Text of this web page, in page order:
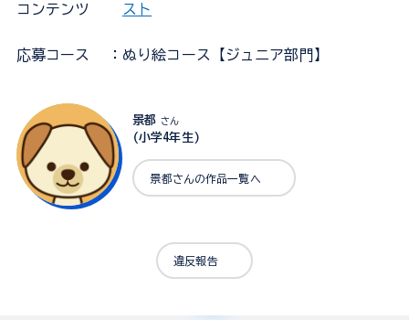
コンテンツ
スト
応募コース ：ぬり絵コース【ジュニア部門】
景都 さん
(小学4年生)
景都さんの作品一覧へ
違反報告